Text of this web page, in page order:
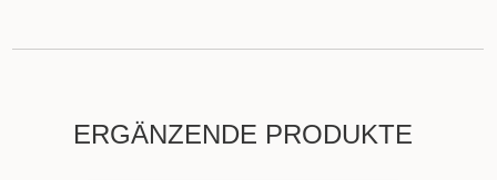
ERGÄNZENDE PRODUKTE